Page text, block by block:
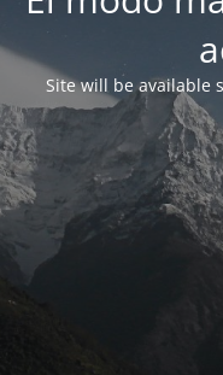
Site will be available